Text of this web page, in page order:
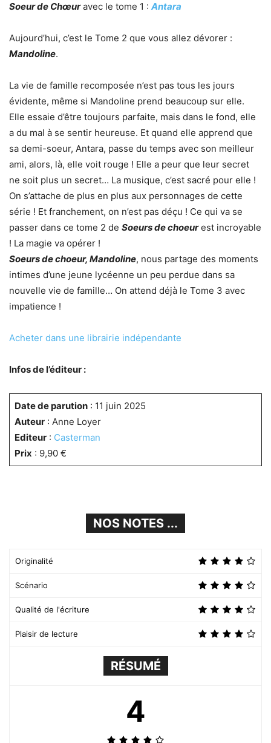
Soeur de Chœuravec le tome 1 : Antara
Aujourd’hui, c’est le Tome 2 que vous allez dévorer :
Mandoline.
La vie de famille recomposée n’est pas tous les jours
évidente, même si Mandoline prend beaucoup sur elle.
Elle essaie d’être toujours parfaite, mais dans le fond, elle
a du mal à se sentir heureuse. Et quand elle apprend que
sa demi-soeur, Antara, passe du temps avec son meilleur
ami, alors, là, elle voit rouge ! Elle a peur que leur secret
ne soit plus un secret… La musique, c’est sacré pour elle !
On s’attache de plus en plus aux personnages de cette
série ! Et franchement, on n’est pas déçu ! Ce qui va se
passer dans ce tome 2 de Soeurs de choeur est incroyable
! La magie va opérer !
Soeurs de choeur, Mandoline, nous partage des moments
intimes d’une jeune lycéenne un peu perdue dans sa
nouvelle vie de famille… On attend déjà le Tome 3 avec
impatience !
Acheter dans une librairie indépendante
Infos de l’éditeur :
Date de parution: 11 juin 2025
Auteur: Anne Loyer
Editeur: Casterman
Prix : 9,90 €
NOS NOTES ...
Originalité
Scénario
Qualité de l'écriture
Plaisir de lecture
RÉSUMÉ
4